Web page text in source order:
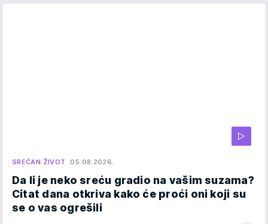
SREĆAN ŽIVOT 05.08.2026.
Da li je neko sreću gradio na vašim suzama?
Citat dana otkriva kako će proći oni koji su
se o vas ogrešili